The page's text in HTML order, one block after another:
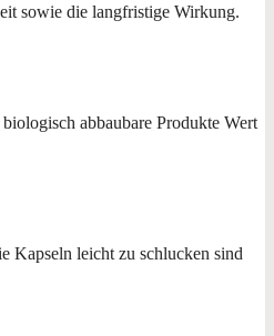
sowie die langfristige Wirkung.
abbaubare Produkte Wert
Kapseln leicht zu schlucken sind